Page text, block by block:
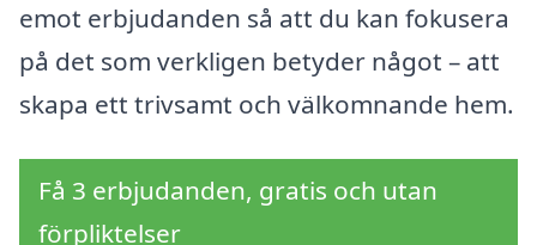
emot erbjudanden så att du kan fokusera
på det som verkligen betyder något – att
skapa ett trivsamt och välkomnande hem.
Få 3 erbjudanden, gratis och utan
förpliktelser